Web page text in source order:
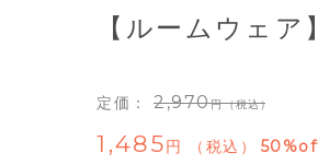
【ルームウェ
定価： 2,970 （税込）
1,485 税込